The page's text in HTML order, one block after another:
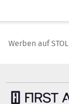
Werben auf STOL